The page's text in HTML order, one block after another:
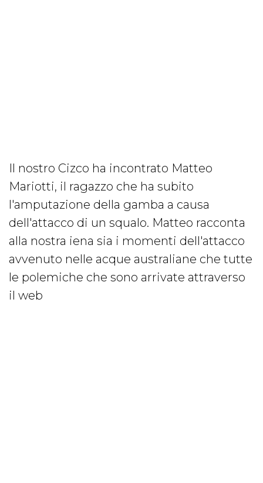
Il nostro Cizco ha incontrato Matteo
Mariotti, il ragazzo che ha subito
l'amputazione della gamba a causa
dell'attacco di un squalo. Matteo racconta
alla nostra iena sia i momenti dell'attacco
avvenuto nelle acque australiane che tutte
le polemiche che sono arrivate attraverso
il web